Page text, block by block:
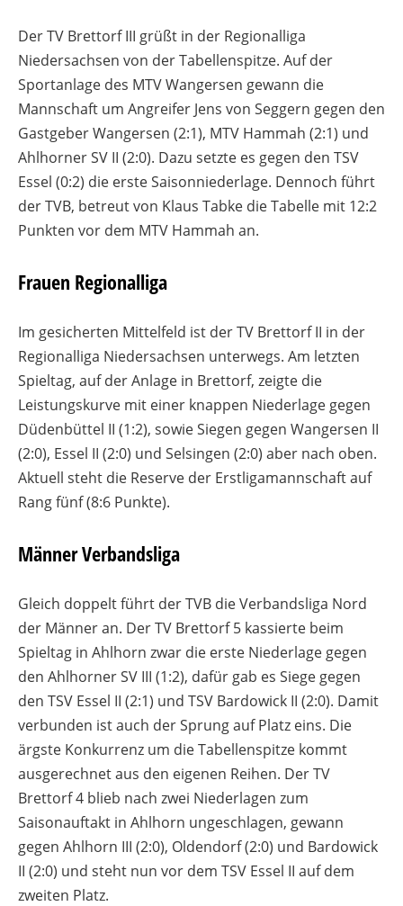
Der TV Brettorf III grüßt in der Regionalliga
Niedersachsen von der Tabellenspitze. Auf der
Sportanlage des MTV Wangersen gewann die
Mannschaft um Angreifer Jens von Seggern gegen den
Gastgeber Wangersen (2:1), MTV Hammah (2:1) und
Ahlhorner SV II (2:0). Dazu setzte es gegen den TSV
Essel (0:2) die erste Saisonniederlage. Dennoch führt
der TVB, betreut von Klaus Tabke die Tabelle mit 12:2
Punkten vor dem MTV Hammah an.
Frauen Regionalliga
Im gesicherten Mittelfeld ist der TV Brettorf II in der
Regionalliga Niedersachsen unterwegs. Am letzten
Spieltag, auf der Anlage in Brettorf, zeigte die
Leistungskurve mit einer knappen Niederlage gegen
Düdenbüttel II (1:2), sowie Siegen gegen Wangersen II
(2:0), Essel II (2:0) und Selsingen (2:0) aber nach oben.
Aktuell steht die Reserve der Erstligamannschaft auf
Rang fünf (8:6 Punkte).
Männer Verbandsliga
Gleich doppelt führt der TVB die Verbandsliga Nord
der Männer an. Der TV Brettorf 5 kassierte beim
Spieltag in Ahlhorn zwar die erste Niederlage gegen
den Ahlhorner SV III (1:2), dafür gab es Siege gegen
den TSV Essel II (2:1) und TSV Bardowick II (2:0). Damit
verbunden ist auch der Sprung auf Platz eins. Die
ärgste Konkurrenz um die Tabellenspitze kommt
ausgerechnet aus den eigenen Reihen. Der TV
Brettorf 4 blieb nach zwei Niederlagen zum
Saisonauftakt in Ahlhorn ungeschlagen, gewann
gegen Ahlhorn III (2:0), Oldendorf (2:0) und Bardowick
II (2:0) und steht nun vor dem TSV Essel II auf dem
zweiten Platz.